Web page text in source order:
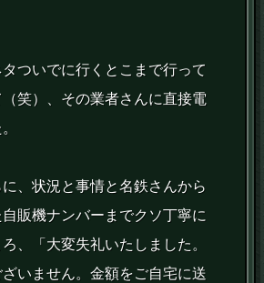
ついでに行くとこまで行って
笑）、その業者さんに直接電
、状況と事情と名鉄さんから
販機ナンバーまでクソ丁寧に
、「大変失礼いたしました。
いません。金額をご自宅に送